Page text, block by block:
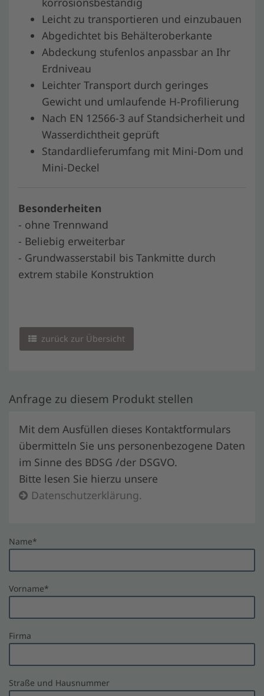
Leicht zu transportieren und einzubauen
Abgedichtet bis Behälteroberkante
Abdeckung stufenlos anpassbar an Ihr
Erdniveau
Leichter Transport durch geringes
Gewicht und umlaufende H-Profilierung
Nach EN 12566-3 auf Standsicherheit und
Wasserdichtheit geprüft
Standardlieferumfang mit Mini-Dom und
Mini-Deckel
Besonderheiten
- ohne Trennwand
- Beliebig erweiterbar
- Grundwasserstabil bis Tankmitte durch
extrem stabile Konstruktion
zurück zur Übersicht
Anfrage zu diesem Produkt stellen
Mit dem Ausfüllen dieses Kontaktformulars
übermitteln Sie uns personenbezogene Daten
im Sinne des BDSG /der DSGVO.
Bitte lesen Sie hierzu unsere
Datenschutzerklärung.
Name*
Vorname*
Firma
Straße und Hausnummer